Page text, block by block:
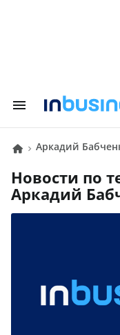
Аркадий
Новости по
Аркадий